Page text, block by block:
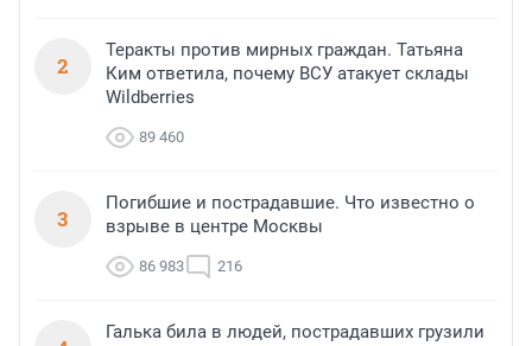
2
Теракты против мирных граждан. Татьяна
Ким ответила, почему ВСУ атакует склады
Wildberries
89 460
3
Погибшие и пострадавшие. Что известно о
взрыве в центре Москвы
86 983 216
Галька била в людей, пострадавших грузили